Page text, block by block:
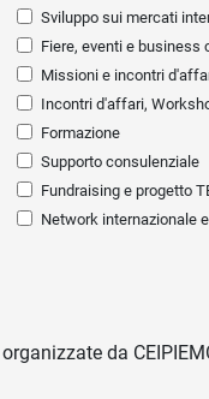
Sviluppo sui mercati
Fiere, eventi e business
Missioni e incontri
Incontri d'affari,
Formazione
Supporto consulenziale
Fundraising e progetto
Network internazionale
da